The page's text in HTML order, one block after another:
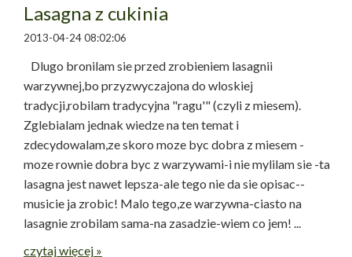
Lasagna z cukinia
2013-04-24 08:02:06
Dlugo bronilam sie przed zrobieniem lasagnii
warzywnej,bo przyzwyczajona do wloskiej
tradycji,robilam tradycyjna "ragu'" (czyli z miesem).
Zglebialam jednak wiedze na ten temat i
zdecydowalam,ze skoro moze byc dobra z miesem -
moze rownie dobra byc z warzywami-i nie mylilam sie -ta
lasagna jest nawet lepsza-ale tego nie da sie opisac--
musicie ja zrobic! Malo tego,ze warzywna-ciasto na
lasagnie zrobilam sama-na zasadzie-wiem co jem! ...
czytaj więcej »